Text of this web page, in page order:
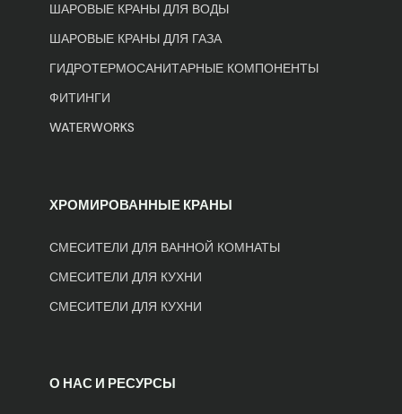
ШАРОВЫЕ КРАНЫ ДЛЯ ВОДЫ
ШАРОВЫЕ КРАНЫ ДЛЯ ГАЗА
ГИДРОТЕРМОСАНИТАРНЫЕ КОМПОНЕНТЫ
ФИТИНГИ
WATERWORKS
ХРОМИРОВАННЫЕ КРАНЫ
СМЕСИТЕЛИ ДЛЯ ВАННОЙ КОМНАТЫ
СМЕСИТЕЛИ ДЛЯ КУХНИ
СМЕСИТЕЛИ ДЛЯ КУХНИ
О НАС И РЕСУРСЫ